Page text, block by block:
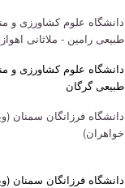
دانشگاه علوم کشاورزی و
طبیعی رامین - ملاثانی اهواز
دانشگاه علوم کشاورزی و
طبیعی گرگان
دانشگاه فرزانگان سمنان
خواهران)
دانشگاه فرزانگان سمنان